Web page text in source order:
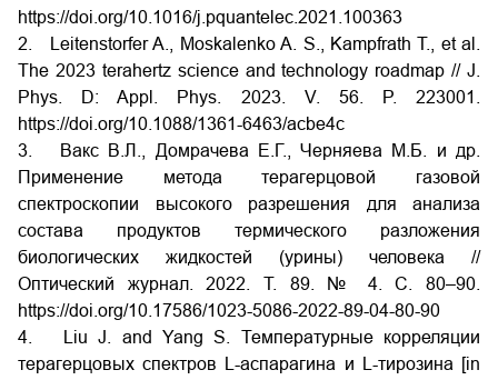
https://doi.org/10.1016/j.pquantelec.2021.100363
2. Leitenstorfer A., Moskalenko A. S., Kampfrath T., et al.
The 2023 terahertz science and technology roadmap // J.
Phys. D: Appl. Phys. 2023. V. 56. P. 223001.
https://doi.org/10.1088/1361-6463/acbe4c
3. Вакс В.Л., Домрачева Е.Г., Черняева М.Б. и др.
Применение метода терагерцовой газовой
спектроскопии высокого разрешения для анализа
состава продуктов термического разложения
биологических жидкостей (урины) человека //
Оптический журнал. 2022. Т. 89. № 4. С. 80–90.
https://doi.org/10.17586/1023-5086-2022-89-04-80-90
4. Liu
J. and Yang
S. Температурные корреляции
терагерцовых спектров L-аспарагина и L-тирозина [in